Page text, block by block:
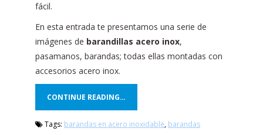
fácil.
En esta entrada te presentamos una serie de
imágenes de barandillas acero inox,
pasamanos, barandas; todas ellas montadas con
accesorios acero inox.
CONTINUE READING…
Tags: barandas en acero inoxidable, barandas